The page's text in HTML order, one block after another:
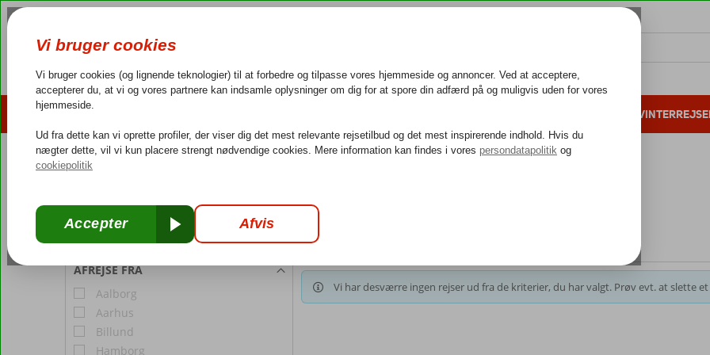
4,3/5 på Trustpilot Dansk guideservice 40.000 danske gæster i 2025 25 års erfaring
Værelse 1: 2 Personer
Rediger antal rejsende
AFREJSE FRA
Aalborg
Aarhus
Billund
Hamborg
Du søger på
Vi har desværre ingen rejser ud fra de kriterier, du har valgt. Prøv evt. at slette